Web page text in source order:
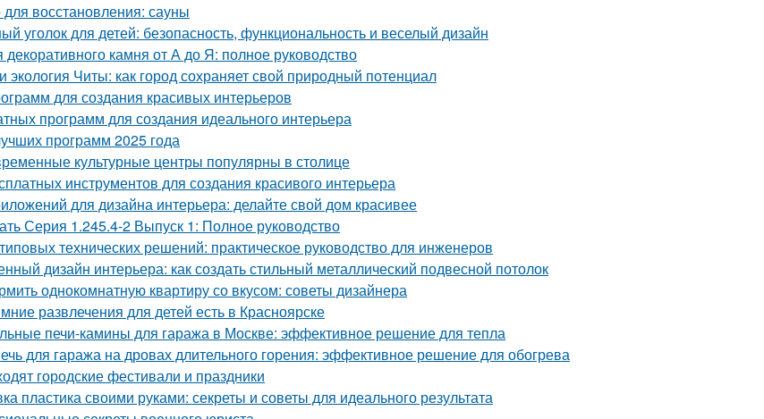
восстановления: сауны
уголок для детей: безопасность, функциональность и веселый дизайн
камня от А до Я: полное руководство
экология Читы: как город сохраняет свой природный потенциал
для создания красивых интерьеров
программ для создания идеального интерьера
программ 2025 года
культурные центры популярны в столице
инструментов для создания красивого интерьера
для дизайна интерьера: делайте свой дом красивее
Серия 1.245.4-2 Выпуск 1: Полное руководство
технических решений: практическое руководство для инженеров
дизайн интерьера: как создать стильный металлический подвесной потолок
однокомнатную квартиру со вкусом: советы дизайнера
развлечения для детей есть в Красноярске
печи-камины для гаража в Москве: эффективное решение для тепла
для гаража на дровах длительного горения: эффективное решение для обогрева
городские фестивали и праздники
пластика своими руками: секреты и советы для идеального результата